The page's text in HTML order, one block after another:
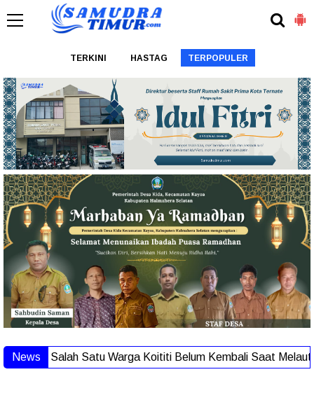
TERKINI HASTAG TERPOPULER
News
Satu Warga Koititi Belum Kembali Saat Melaut, Tim Sar